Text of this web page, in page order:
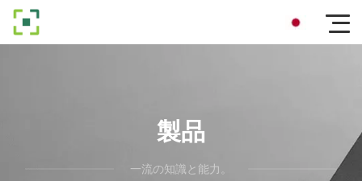
製品
一流の知識と能力。